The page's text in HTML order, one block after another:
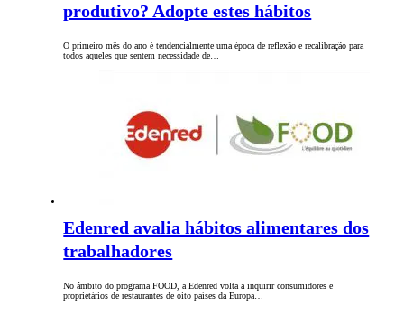
produtivo? Adopte estes hábitos
O primeiro mês do ano é tendencialmente uma época de reflexão e recalibração para
todos aqueles que sentem necessidade de…
Edenred avalia hábitos alimentares dos
trabalhadores
No âmbito do programa FOOD, a Edenred volta a inquirir consumidores e
proprietários de restaurantes de oito países da Europa…